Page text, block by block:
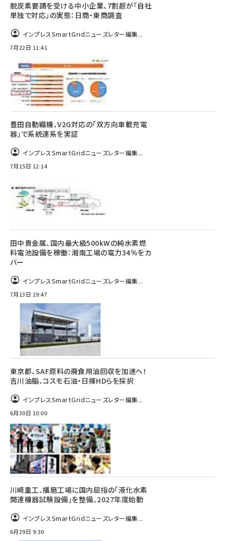
脱炭素要請を受ける中小企業、7割超が「自社
単独で対応」の実態：日商・東商調査
インプレスSmartGridニューズレター編集...
7月22日 11:41
豊田自動織機、V2G対応の「双方向車載充電
器」で系統連系を実証
インプレスSmartGridニューズレター編集...
7月15日 12:14
田中貴金属、国内最大級500kWの純水素燃
料電池設備を稼働：湘南工場の電力34％をカ
バー
インプレスSmartGridニューズレター編集...
7月13日 19:47
東京都、SAF原料の廃食用油回収を加速へ！
吉川油脂、コスモ石油・日揮HDらを採択
インプレスSmartGridニューズレター編集...
6月30日 10:00
川崎重工、播磨工場に国内屈指の「液化水素
関連機器試験設備」を整備、2027年度始動
インプレスSmartGridニューズレター編集...
6月29日 9:30